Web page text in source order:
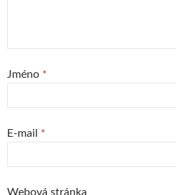
Jméno *
E-mail *
Webová stránka